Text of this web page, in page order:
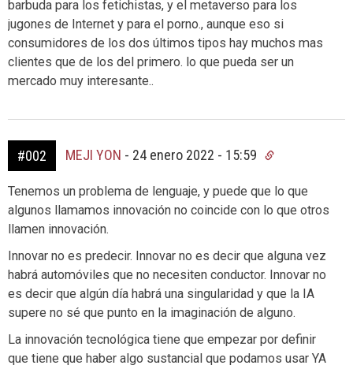
barbuda para los fetichistas, y el metaverso para los
jugones de Internet y para el porno., aunque eso si
consumidores de los dos últimos tipos hay muchos mas
clientes que de los del primero. lo que pueda ser un
mercado muy interesante..
#002 MEJI YON - 24 enero 2022 - 15:59
Tenemos un problema de lenguaje, y puede que lo que
algunos llamamos innovación no coincide con lo que otros
llamen innovación.
Innovar no es predecir. Innovar no es decir que alguna vez
habrá automóviles que no necesiten conductor. Innovar no
es decir que algún día habrá una singularidad y que la IA
supere no sé que punto en la imaginación de alguno.
La innovación tecnológica tiene que empezar por definir
que tiene que haber algo sustancial que podamos usar YA